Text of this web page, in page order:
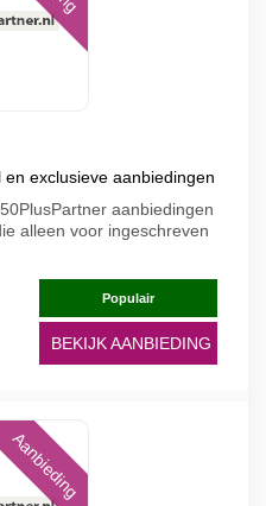
exclusieve aanbiedingen
aanbiedingen
alleen voor ingeschreven
Populair
BEKIJK AANBIEDING
Aanbieding